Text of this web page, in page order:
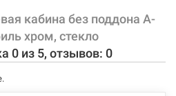
роликах (двойные
стекло 6 мм;
формы;
кабина без поддона A-
хром, стекло
0 из 5, отзывов: 0